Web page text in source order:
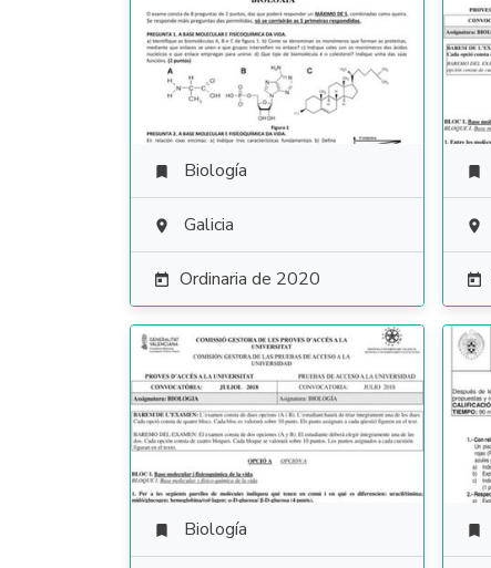
 Biología
 Galicia
 Ordinaria de 2020



 Biología 